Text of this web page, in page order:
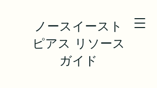
ノースイースト
ピアス リソース
ガイド